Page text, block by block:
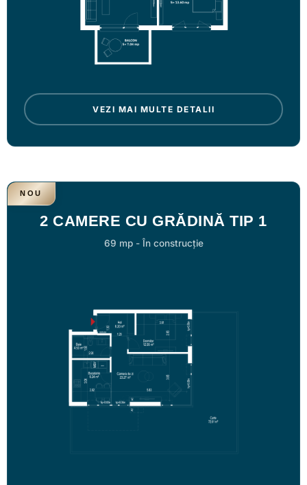
VEZI MAI MULTE DETALII
NOU
2 CAMERE CU GRĂDINĂ TIP 1
69 mp -În construcție